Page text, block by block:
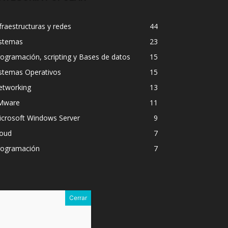
y redes
44
23
scripting y Bases de datos
15
Operativos
15
13
11
Windows Server
9
7
7